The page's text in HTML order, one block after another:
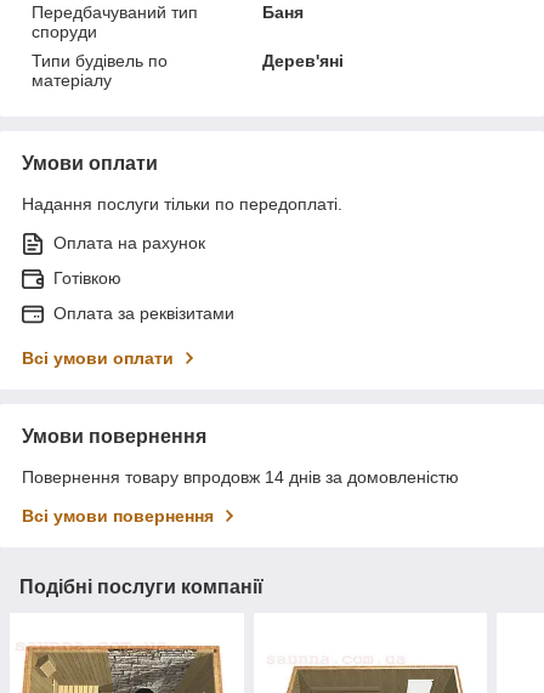
Передбачуваний тип
споруди
Баня
Типи будівель по
матеріалу
Дерев'яні
Умови оплати
Надання послуги тільки по передоплаті.
Оплата на рахунок
Готівкою
Оплата за реквізитами
Всі умови оплати
Умови повернення
Повернення товару впродовж 14 днів за домовленістю
Всі умови повернення
Подібні послуги компанії